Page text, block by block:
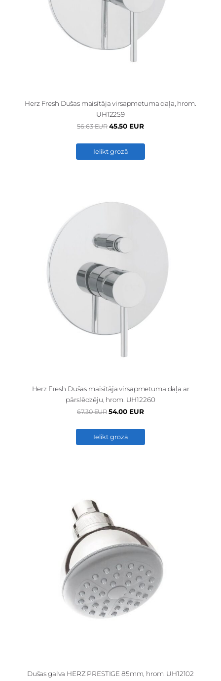
Herz Fresh Dušas maisītāja virsapmetuma daļa, hrom.
UH12259
56.63 EUR 45.50 EUR
Ielikt grozā
Herz Fresh Dušas maisītāja virsapmetuma daļa ar
pārslēdzēju, hrom. UH12260
67.30 EUR 54.00 EUR
Ielikt grozā
Dušas galva HERZ PRESTIGE 85mm, hrom. UH12102